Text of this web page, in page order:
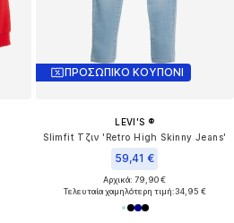
ΠΡΟΣΩΠΙΚΟ ΚΟΥΠΟΝΙ
LEVI'S ®
Slimfit Τζιν 'Retro High Skinny Jeans'
59,41 €
Αρχικά: 79,90 €
Τελευταία χαμηλότερη τιμή:34,95 €